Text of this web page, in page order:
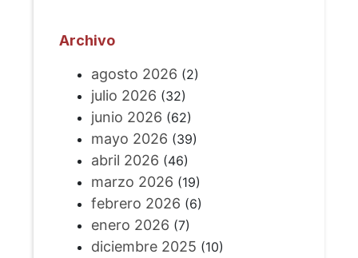
Archivo
agosto 2026 (2)
julio 2026 (32)
junio 2026 (62)
mayo 2026 (39)
abril 2026 (46)
marzo 2026 (19)
febrero 2026 (6)
enero 2026 (7)
diciembre 2025 (10)